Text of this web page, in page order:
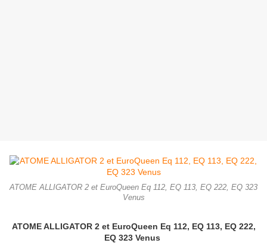
ATOME ALLIGATOR 2 et EuroQueen Eq 112, EQ 113, EQ 222, EQ 323
Venus
ATOME ALLIGATOR 2 et EuroQueen Eq 112, EQ 113, EQ 222,
EQ 323 Venus